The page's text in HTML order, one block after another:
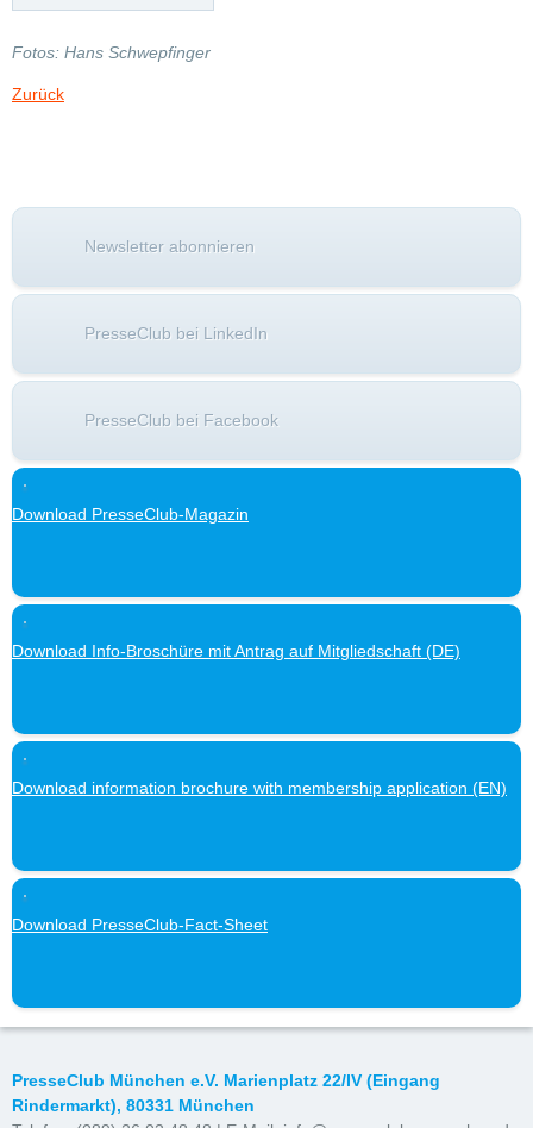
Fotos: Hans Schwepfinger
Zurück
Newsletter abonnieren
PresseClub bei LinkedIn
PresseClub bei Facebook
Download PresseClub-Magazin
Download Info-Broschüre mit Antrag auf Mitgliedschaft (DE)
Download information brochure with membership application (EN)
Download PresseClub-Fact-Sheet
PresseClub München e.V. Marienplatz 22/IV (Eingang
Rindermarkt), 80331 München